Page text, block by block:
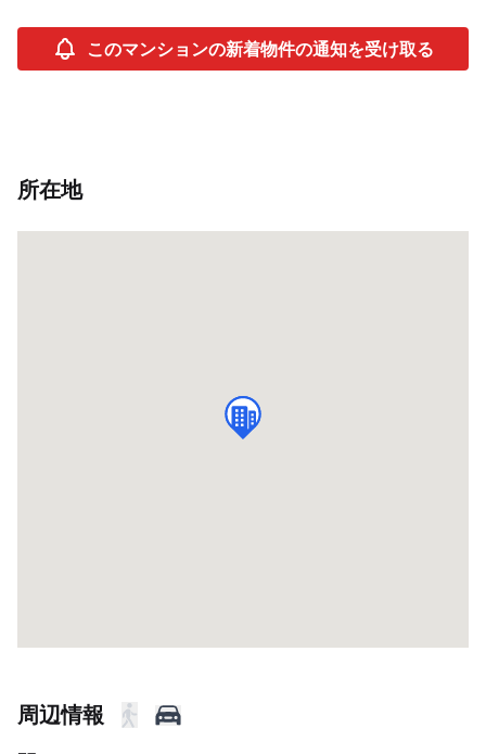
このマンションの新着物件の通知を受け取る
所在地
周辺情報